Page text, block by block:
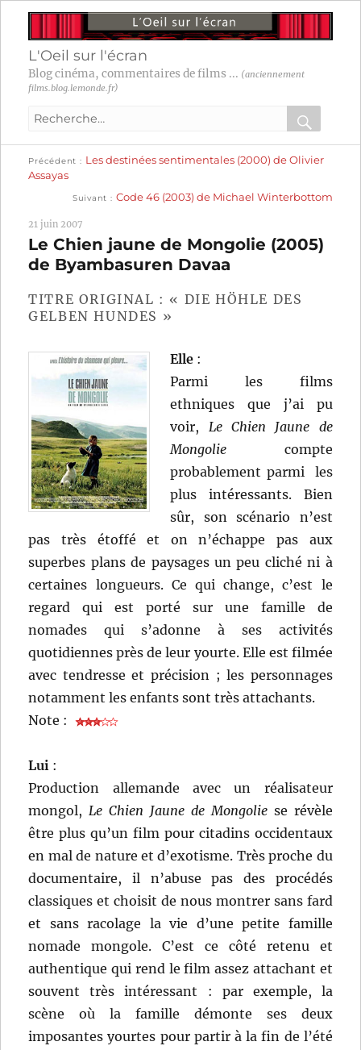
L'Oeil sur l'écran
Blog cinéma, commentaires de films ... (anciennement
films.blog.lemonde.fr)
Recherche
:
OK
Navigation
l’article
Précédent
précédente :
Les destinées sentimentales (2000) de Olivier
Assayas
Suivant
suivante :
Code 46 (2003) de Michael Winterbottom
21 juin 2007
Le Chien jaune de Mongolie (2005)
de Byambasuren Davaa
TITRE ORIGINAL : « DIE HÖHLE DES
GELBEN HUNDES »
Elle :
Parmi les films
ethniques que j’ai pu
voir, Le Chien Jaune de
Mongolie compte
probablement parmi les
plus intéressants. Bien
sûr, son scénario n’est
pas très étoffé et on n’échappe pas aux
superbes plans de paysages un peu cliché ni à
certaines longueurs. Ce qui change, c’est le
regard qui est porté sur une famille de
nomades qui s’adonne à ses activités
quotidiennes près de leur yourte. Elle est filmée
avec tendresse et précision ; les personnages
notamment les enfants sont très attachants.
Note :
Lui :
Production allemande avec un réalisateur
mongol,Le Chien Jaune de Mongoliese révèle
être plus qu’un film pour citadins occidentaux
en mal de nature et d’exotisme. Très proche du
documentaire, il n’abuse pas des procédés
classiques et choisit de nous montrer sans fard
et sans racolage la vie d’une petite famille
nomade mongole. C’est ce côté retenu et
authentique qui rend le film assez attachant et
souvent très intéressant : par exemple, la
scène où la famille démonte ses deux
imposantes yourtes pour partir à la fin de l’été